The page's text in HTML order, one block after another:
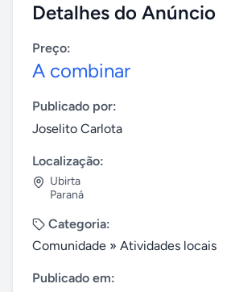
Detalhes do Anúncio
Preço:
A combinar
Publicado por:
Joselito Carlota
Localização:
Ubirta
Paraná
Categoria:
Comunidade » Atividades locais
Publicado em: